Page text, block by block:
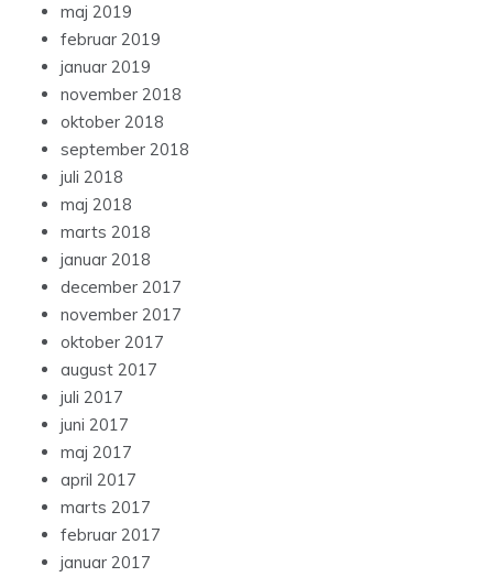
maj 2019
februar 2019
januar 2019
november 2018
oktober 2018
september 2018
juli 2018
maj 2018
marts 2018
januar 2018
december 2017
november 2017
oktober 2017
august 2017
juli 2017
juni 2017
maj 2017
april 2017
marts 2017
februar 2017
januar 2017